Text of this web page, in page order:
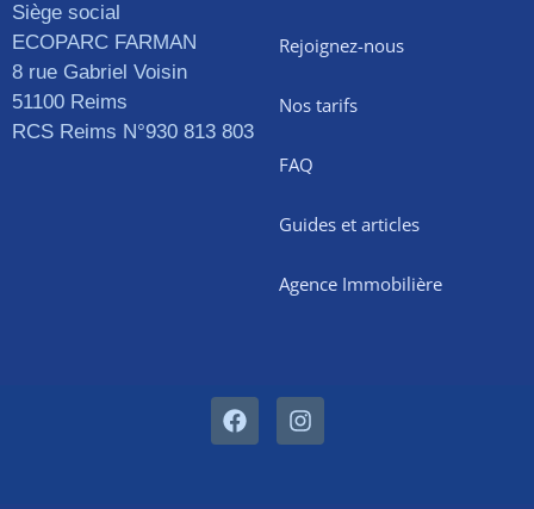
Siège social
ECOPARC FARMAN
8 rue Gabriel Voisin
51100 Reims
RCS Reims N°930 813 803
Rejoignez-nous
Nos tarifs
FAQ
Guides et articles
Agence Immobilière